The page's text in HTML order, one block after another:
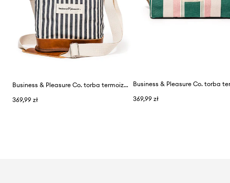
Business & Pleasure Co. torba termoizolacyjna na wino
369,99 zł
369,99 zł